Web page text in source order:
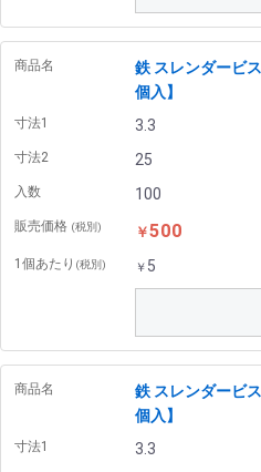
商品名
鉄 スレンダービ
個入】
寸法1 3.3
寸法2 25
入数 100
販売価格 (税別) ￥500
1個あたり (税別) ￥ 5
商品名
鉄 スレンダービ
個入】
寸法1 3.3